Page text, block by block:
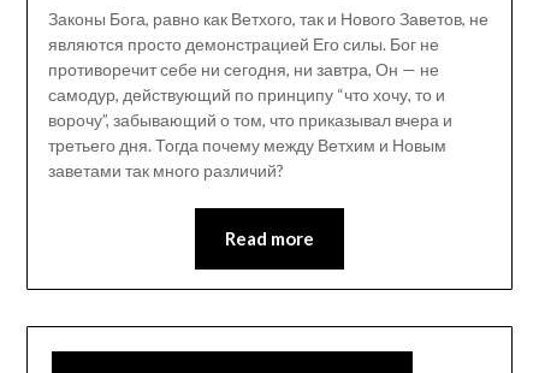
Законы Бога, равно как Ветхого, так и Нового Заветов, не
являются просто демонстрацией Его силы. Бог не
противоречит себе ни сегодня, ни завтра, Он — не
самодур, действующий по принципу “что хочу, то и
ворочу”, забывающий о том, что приказывал вчера и
третьего дня. Тогда почему между Ветхим и Новым
заветами так много различий?
Read more